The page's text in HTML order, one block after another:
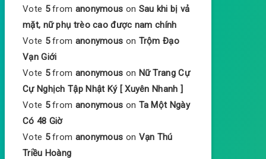
Vote 5 from anonymous on Sau khi bị vả
mặt, nữ phụ trèo cao được nam chính
Vote 5 from anonymous on Trộm Đạo
Vạn Giới
Vote 5 from anonymous on Nữ Trang Cự
Cự Nghịch Tập Nhật Ký [ Xuyên Nhanh ]
Vote 5 from anonymous on Ta Một Ngày
Có 48 Giờ
Vote 5 from anonymous on Vạn Thú
Triều Hoàng